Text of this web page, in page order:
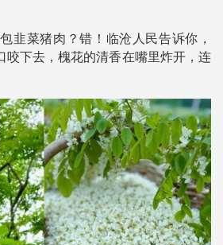
韭菜猪肉？错！临沧人民告诉你，
咬下去，槐花的清香在嘴里炸开，连